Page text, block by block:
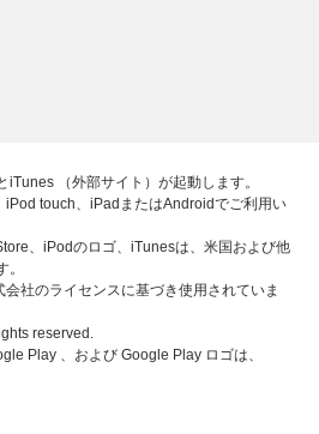
iTunes （外部サイト）が起動します。
iPod touch、iPadまたはAndroidでご利用い
、iPodのロゴ、iTunesは、米国および他
社のライセンスに基づき使用されていま
reserved.
Play 、および Google Play ロゴは、